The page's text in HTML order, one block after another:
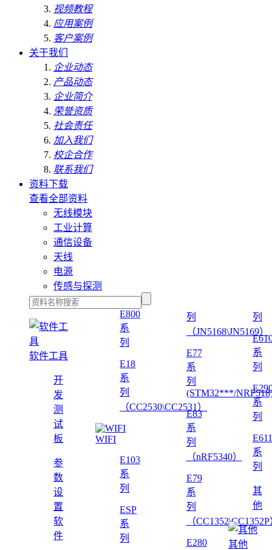
视频教程
应用案例
客户案例
关于我们
企业动态
产品动态
企业简介
荣誉资质
社会责任
加入我们
校企合作
联系我们
资料下载
查看全部资料
无线模块
工业计算
通信设备
天线
电源
传感与探测
软件工具
开
发
测
试
板
参
数
设
置
软
件
E800
系
列
E18
系
列
（CC2530\CC2531）
WIFI
E103
系
列
ESP
系
列
列
（JN5168\JN5169）
E77
系
列
(STM32***/
E83
系
列
（nRF5340）
E79
系
列
（
E280
列
系
列
系
列
E611
系
列
其
他
其他